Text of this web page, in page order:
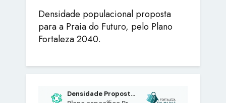
Densidade populacional proposta
para a Praia do Futuro, pelo Plano
Fortaleza 2040.